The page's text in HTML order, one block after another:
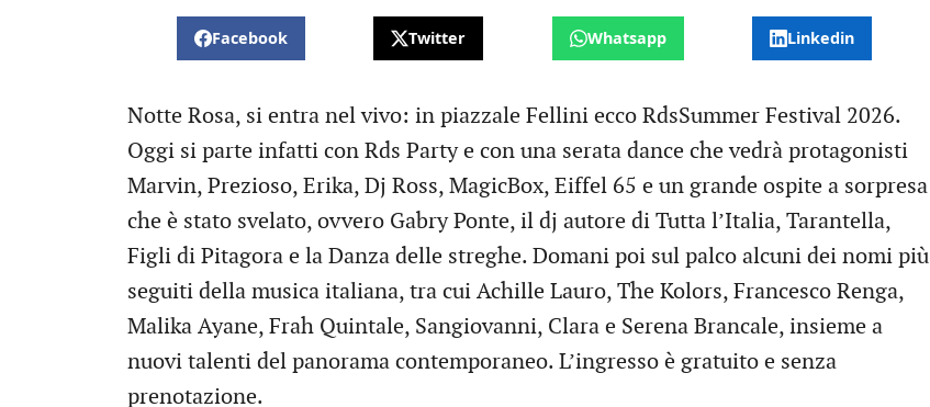
Facebook Twitter Whatsapp Linkedin
Notte Rosa, si entra nel vivo: in piazzale Fellini ecco RdsSummer Festival 2026.
Oggi si parte infatti con Rds Party e con una serata dance che vedrà protagonisti
Marvin, Prezioso, Erika, Dj Ross, MagicBox, Eiffel 65 e un grande ospite a sorpresa
che è stato svelato, ovvero Gabry Ponte, il dj autore di Tutta l’Italia, Tarantella,
Figli di Pitagora e la Danza delle streghe. Domani poi sul palco alcuni dei nomi più
seguiti della musica italiana, tra cui Achille Lauro, The Kolors, Francesco Renga,
Malika Ayane, Frah Quintale, Sangiovanni, Clara e Serena Brancale, insieme a
nuovi talenti del panorama contemporaneo. L’ingresso è gratuito e senza
prenotazione.